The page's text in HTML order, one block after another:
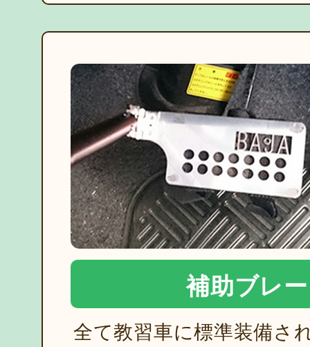
補助ブレ
全て教習車に標準装備さ